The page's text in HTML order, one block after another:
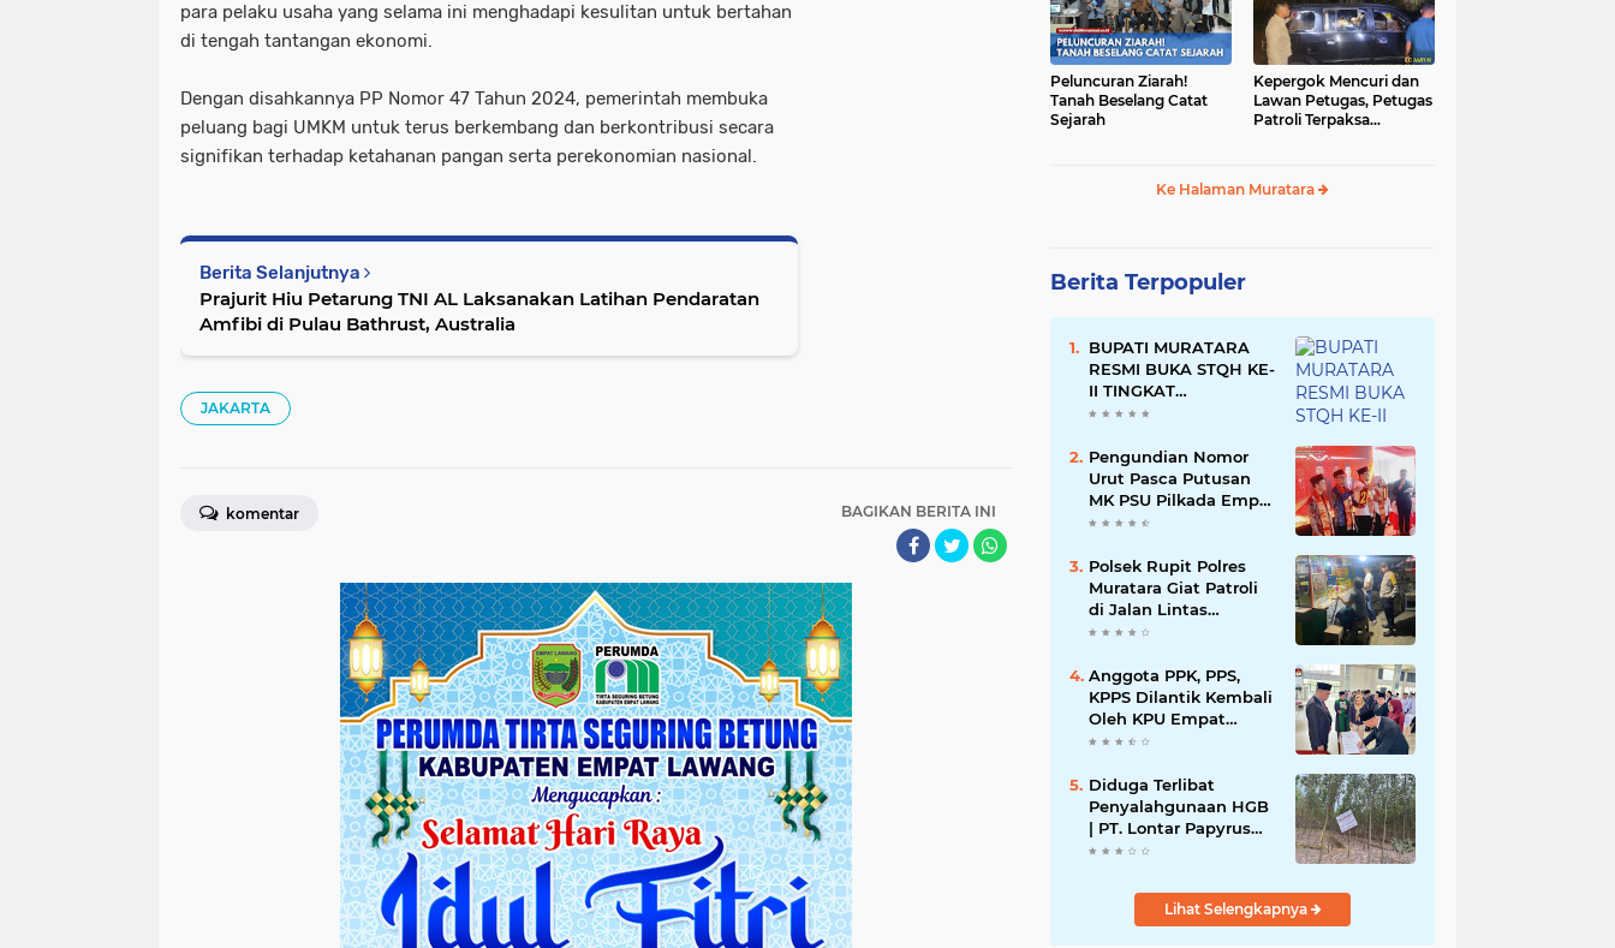
para pelaku usaha yang selama ini menghadapi kesulitan untuk bertahan
di tengah tantangan ekonomi.
Dengan disahkannya PP Nomor 47 Tahun 2024, pemerintah membuka
peluang bagi UMKM untuk terus berkembang dan berkontribusi secara
signifikan terhadap ketahanan pangan serta perekonomian nasional.
Berita Selanjutnya
Prajurit Hiu Petarung TNI AL Laksanakan Latihan Pendaratan
Amfibi di Pulau Bathrust, Australia
JAKARTA
BAGIKAN BERITA INI
komentar
Peluncuran Ziarah!
Tanah Beselang Catat
Sejarah
Kepergok Mencuri dan
Lawan Petugas, Petugas
Patroli Terpaksa
Ke Halaman Muratara
Berita Terpopuler
BUPATI MURATARA
RESMI BUKA STQH KE-
II TINGKAT
KABUPATEN
Pengundian Nomor
Urut Pasca Putusan
MK PSU Pilkada Empat
Lawang
Polsek Rupit Polres
Muratara Giat Patroli
di Jalan Lintas
Sumatera
Anggota PPK, PPS,
KPPS Dilantik Kembali
Oleh KPU Empat
Lawang Pasca
Diduga Terlibat
Penyalahgunaan HGB
| PT. Lontar Papyrus
Bemilih Bungkam
Lihat Selengkapnya